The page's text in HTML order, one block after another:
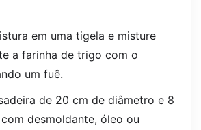
em uma tigela e misture
a farinha de trigo com o
um fuê.
de 20 cm de diâmetro e 8
desmoldante, óleo ou